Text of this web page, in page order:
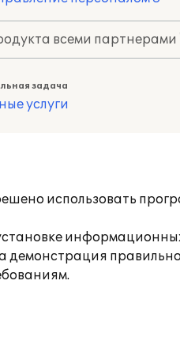
всеми партнерами
задача
услуги
использовать
демонстрация